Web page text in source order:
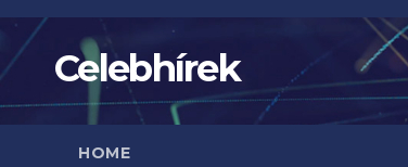
Skip
content Celebhírek
HOME